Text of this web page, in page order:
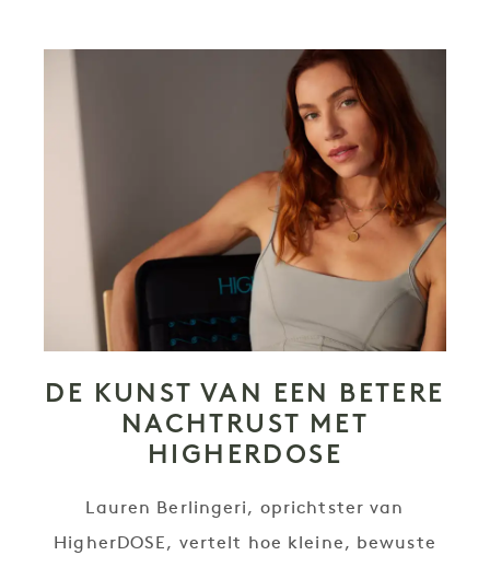
DE KUNST VAN EEN BETERE
NACHTRUST MET
HIGHERDOSE
Lauren Berlingeri, oprichtster van
HigherDOSE, vertelt hoe kleine, bewuste